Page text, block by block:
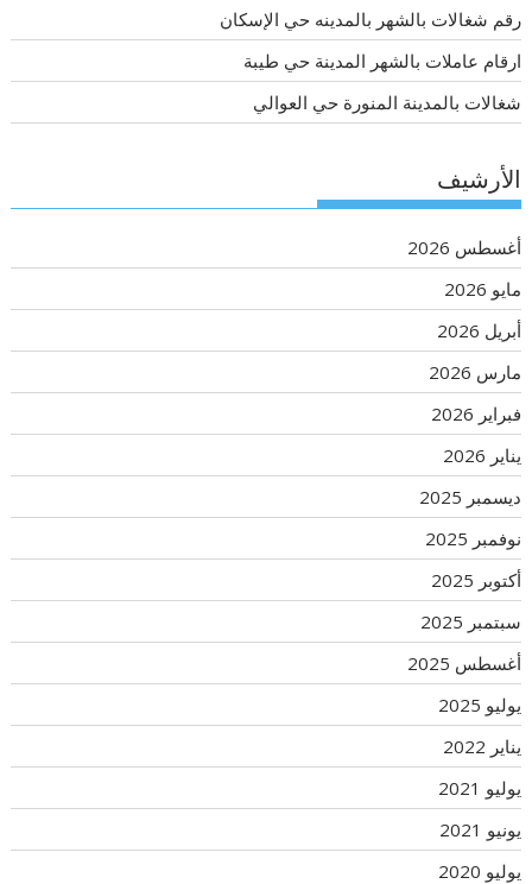
رقم شغالات بالشهر بالمدينه حي الإسكان
ارقام عاملات بالشهر المدينة حي طيبة
شغالات بالمدينة المنورة حي العوالي
الأرشيف
أغسطس 2026
مايو 2026
أبريل 2026
مارس 2026
فبراير 2026
يناير 2026
ديسمبر 2025
نوفمبر 2025
أكتوبر 2025
سبتمبر 2025
أغسطس 2025
يوليو 2025
يناير 2022
يوليو 2021
يونيو 2021
يوليو 2020